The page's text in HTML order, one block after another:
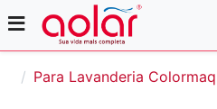
Para Lavanderia Colormaq